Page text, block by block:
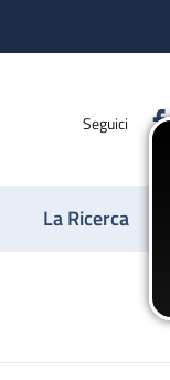
Seguici
La Ricerca